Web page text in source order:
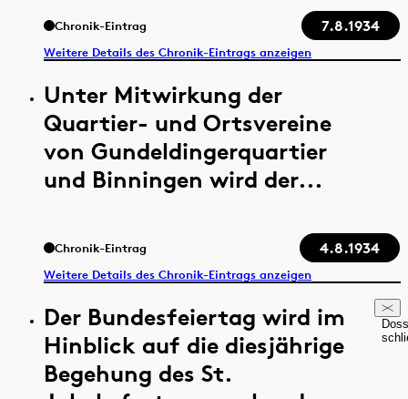
Chronik-Eintrag 7.8.1934
Weitere Details des Chronik-Eintrags anzeigen
Unter Mitwirkung der
Quartier- und Ortsvereine
von Gundeldingerquartier
und Binningen wird der...
Chronik-Eintrag 4.8.1934
Weitere Details des Chronik-Eintrags anzeigen
Der Bundesfeiertag wird im
Hinblick auf die diesjährige
Begehung des St.